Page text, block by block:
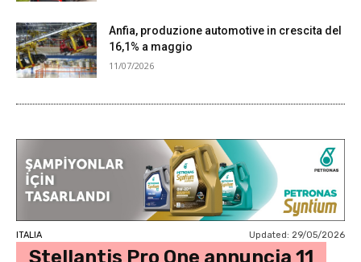
Anfia, produzione automotive in crescita del
16,1% a maggio
11/07/2026